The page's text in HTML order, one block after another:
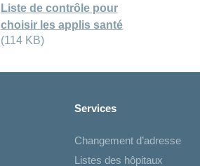
Liste de contrôle pour
choisir les applis santé
(114 KB)
Services
Changement d’adresse
Listes des hôpitaux